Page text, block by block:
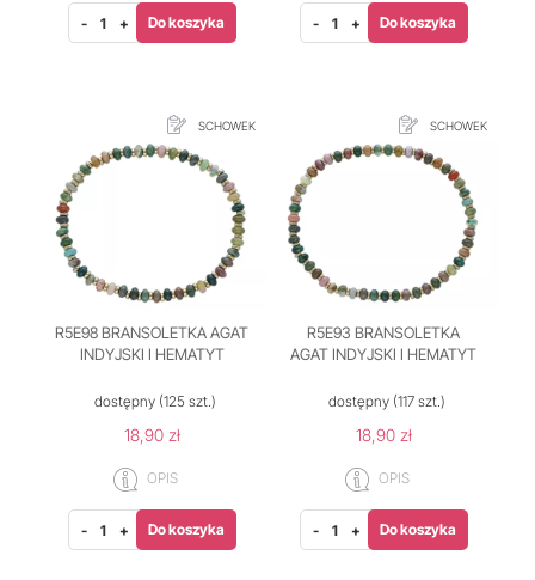
- + Do koszyka - + Do koszyka
SCHOWEK
R5E98 BRANSOLETKA AGAT
INDYJSKI I HEMATYT
dostępny(125 szt.)
18,90 zł
OPIS
- + Do koszyka
SCHOWEK
R5E93 BRANSOLETKA
AGAT INDYJSKI I HEMATYT
dostępny(117 szt.)
18,90 zł
OPIS
- + Do koszyka